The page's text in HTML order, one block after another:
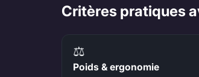
Critères pratiques
⚖️
Poids & ergonomie